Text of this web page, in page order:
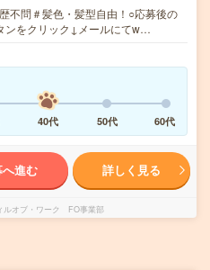
不問＃髪色・髪型自由！○応募後の
ンをクリック↓メールにてw…
40代 50代 60代
へ進む 詳しく見る
ルオブ・ワーク FO事業部